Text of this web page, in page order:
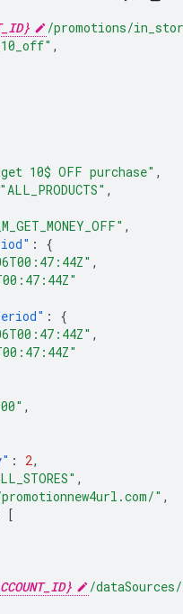
/promotions/
,
10$ OFF purchase" ,
"ALL_PRODUCTS" ,
,
:
{
,
:
{
,
,
: 2,
,
" ,
[
/dataSources/